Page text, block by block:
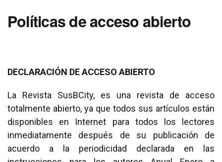
Políticas de acceso abierto
DECLARACIÓN DE ACCESO ABIERTO
La Revista SusBCity, es una revista de acceso
totalmente abierto, ya que todos sus artículos están
disponibles en Internet para todos los lectores
inmediatamente después de su publicación de
acuerdo a la periodicidad declarada en las